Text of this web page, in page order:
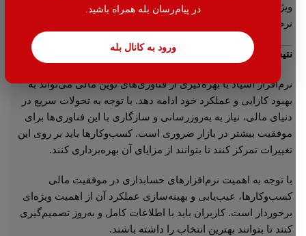
در پیام‌رسان بله همراه باشید.
ورود به کانال بله
ویژگی‌های جدیدی را به کاربران ارائه دهد. این امر برای موفقیت
نرم‌افزار در بازار بسیار حیاتی است.
نتیجه گیری
نرم‌افزار اسپاد با بهره‌گیری از فناوری‌های نوین مالی می‌تواند به
بهبود کارایی و عملکرد خود ادامه دهد. با توجه به تحولات سریع در
دنیای مالی، نیاز به به‌روزرسانی و سازگاری با این فناوری‌ها برای
موفقیت بیشتر در بازار ضروری است. کسب‌وکارها باید بر روی این
تغییرات تمرکز کنند تا بتوانند از مزایای آن بهره‌برداری کنند.
با توجه به اهمیت نرم‌افزارهای حسابداری در موفقیت مالی
کسب‌وکارها، عیب‌یابی و بهینه‌سازی عملکرد آن از اهمیت ویژه‌ای
برخوردار است. کاربران باید با اطلاعات کامل و به‌روز تصمیم‌گیری
کنند تا بتوانند بهترین انتخاب را داشته باشند.